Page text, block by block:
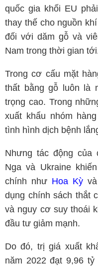
quốc gia khối EU
thay thế cho nguồn
đối với dăm gỗ và
Nam trong thời gian
Trong cơ cấu mặt
thất bằng gỗ luôn là
trọng cao. Trong
xuất khẩu nhóm
tình hình dịch bệnh
Nhưng tác động của
Nga và Ukraine
chính như Hoa Kỳ
dụng chính sách thắt
và nguy cơ suy thoái
đầu tư giảm mạnh.
Do đó, trị giá xuất
năm 2022 đạt 9,96